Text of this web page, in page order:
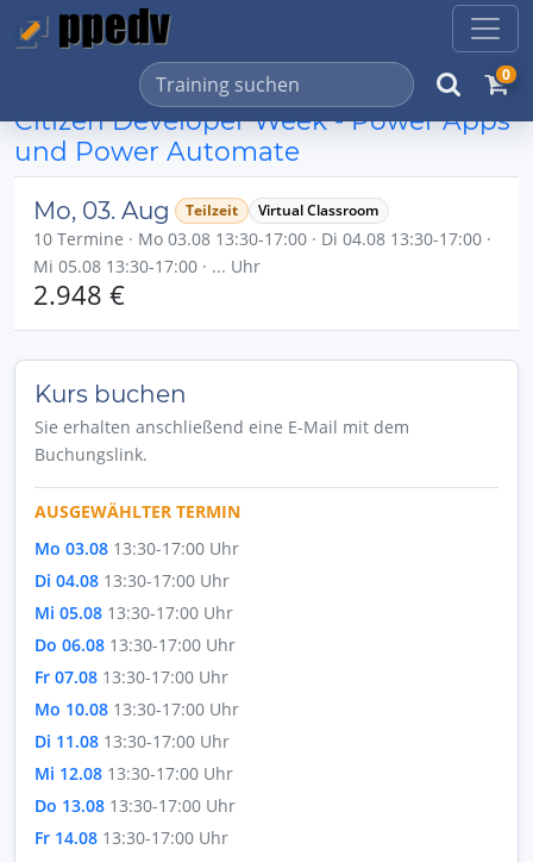
0
Citizen Developer Week - Power Apps
und Power Automate
Mo, 03. Aug Teilzeit Virtual Classroom
10 Termine · Mo 03.08 13:30-17:00 · Di 04.08 13:30-17:00 ·
Mi 05.08 13:30-17:00 · ... Uhr
2.948 €
Kurs buchen
Sie erhalten anschließend eine E-Mail mit dem
Buchungslink.
AUSGEWÄHLTER TERMIN
Mo 03.08 13:30-17:00 Uhr
Di 04.08 13:30-17:00 Uhr
Mi 05.08 13:30-17:00 Uhr
Do 06.08 13:30-17:00 Uhr
Fr 07.08 13:30-17:00 Uhr
Mo 10.08 13:30-17:00 Uhr
Di 11.08 13:30-17:00 Uhr
Mi 12.08 13:30-17:00 Uhr
Do 13.08 13:30-17:00 Uhr
Fr 14.08 13:30-17:00 Uhr